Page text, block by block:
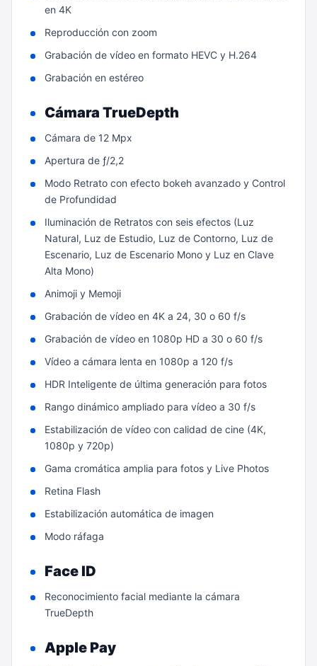
en 4K
Reproducción con zoom
Grabación de vídeo en formato HEVC y H.264
Grabación en estéreo
Cámara TrueDepth
Cámara de 12 Mpx
Apertura de ƒ/2,2
Modo Retrato con efecto bokeh avanzado y Control
de Profundidad
Iluminación de Retratos con seis efectos (Luz
Natural, Luz de Estudio, Luz de Contorno, Luz de
Escenario, Luz de Escenario Mono y Luz en Clave
Alta Mono)
Animoji y Memoji
Grabación de vídeo en 4K a 24, 30 o 60 f/s
Grabación de vídeo en 1080p HD a 30 o 60 f/s
Vídeo a cámara lenta en 1080p a 120 f/s
HDR Inteligente de última generación para fotos
Rango dinámico ampliado para vídeo a 30 f/s
Estabilización de vídeo con calidad de cine (4K,
1080p y 720p)
Gama cromática amplia para fotos y Live Photos
Retina Flash
Estabilización automática de imagen
Modo ráfaga
Face ID
Reconoci­miento facial mediante la cámara
TrueDepth
Apple Pay